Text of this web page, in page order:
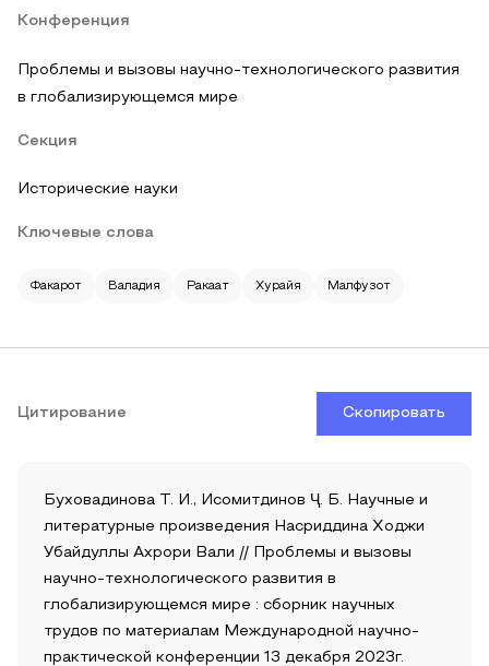
Конференция
Проблемы и вызовы научно-технологического развития
в глобализирующемся мире
Секция
Исторические науки
Ключевые слова
Факарот Валадия Ракаат Хурайя Малфузот
Цитирование Скопировать
Буховадинова Т. И., Исомитдинов Ҷ. Б. Научные и
литературные произведения Насриддина Ходжи
Убайдуллы Ахрори Вали // Проблемы и вызовы
научно-технологического развития в
глобализирующемся мире : сборник научных
трудов по материалам Международной научно-
практической конференции 13 декабря 2023г.